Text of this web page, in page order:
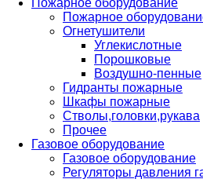
Пожарное оборудование
Пожарное
Огнетушители
Углекислотные
Порошковые
Воздушно-пенные
Гидранты пожарные
Шкафы пожарные
Стволы,головки,рукава
Прочее
Газовое оборудование
Газовое оборудование
Регуляторы давления